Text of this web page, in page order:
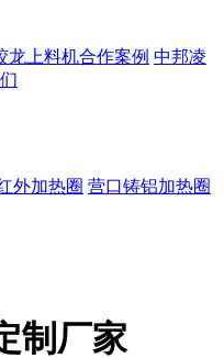
龙上料机合作案例 中邦凌
外加热圈 营口铸铝加热圈
制厂家